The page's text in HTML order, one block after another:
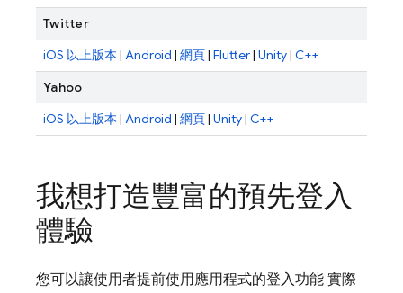
Twitter
iOS 以上版本 | Android | 網頁| Flutter| Unity| C++
Yahoo
iOS 以上版本 | Android | 網頁| Unity| C++
我想打造豐富的預先登入
體驗
您可以讓使用者提前使用應用程式的登入功能 實際